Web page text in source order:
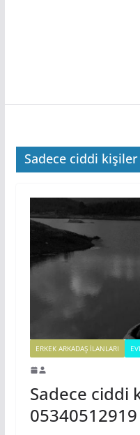
Sadece ciddi kişiler
ERKEK ARKADAŞ ILANLARI
Sadece ciddi
05340512919